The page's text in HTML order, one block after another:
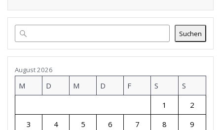
Suchen
August 2026
M D M D F S
S
1
2
3
4 5 6 7 8
9